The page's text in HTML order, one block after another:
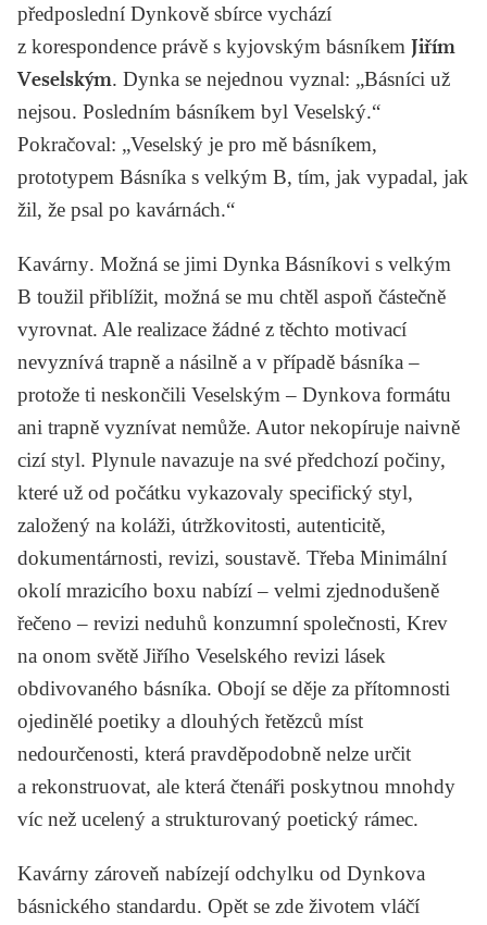
předposlední Dynkově sbírce vychází
z korespondence právě s kyjovským básníkem Jiřím
Veselským. Dynka se nejednou vyznal: „Básníci už
nejsou. Posledním básníkem byl Veselský.“
Pokračoval: „Veselský je pro mě básníkem,
prototypem Básníka s velkým B, tím, jak vypadal, jak
žil, že psal po kavárnách.“
Kavárny. Možná se jimi Dynka Básníkovi s velkým
B toužil přiblížit, možná se mu chtěl aspoň částečně
vyrovnat. Ale realizace žádné z těchto motivací
nevyznívá trapně a násilně a v případě básníka –
protože ti neskončili Veselským – Dynkova formátu
ani trapně vyznívat nemůže. Autor nekopíruje naivně
cizí styl. Plynule navazuje na své předchozí počiny,
které už od počátku vykazovaly specifický styl,
založený na koláži, útržkovitosti, autenticitě,
dokumentárnosti, revizi, soustavě. Třeba Minimální
okolí mrazicího boxu nabízí – velmi zjednodušeně
řečeno – revizi neduhů konzumní společnosti, Krev
na onom světě Jiřího Veselského revizi lásek
obdivovaného básníka. Obojí se děje za přítomnosti
ojedinělé poetiky a dlouhých řetězců míst
nedourčenosti, která pravděpodobně nelze určit
a rekonstruovat, ale která čtenáři poskytnou mnohdy
víc než ucelený a strukturovaný poetický rámec.
Kavárny zároveň nabízejí odchylku od Dynkova
básnického standardu. Opět se zde životem vláčí